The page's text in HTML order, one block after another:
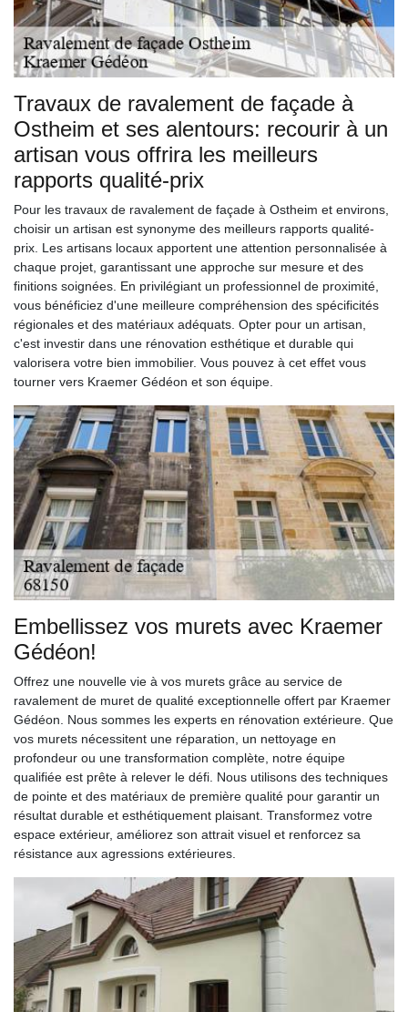
Travaux de ravalement de façade à
Ostheim et ses alentours: recourir à un
artisan vous offrira les meilleurs
rapports qualité-prix
Pour les travaux de ravalement de façade à Ostheim et environs,
choisir un artisan est synonyme des meilleurs rapports qualité-
prix. Les artisans locaux apportent une attention personnalisée à
chaque projet, garantissant une approche sur mesure et des
finitions soignées. En privilégiant un professionnel de proximité,
vous bénéficiez d'une meilleure compréhension des spécificités
régionales et des matériaux adéquats. Opter pour un artisan,
c'est investir dans une rénovation esthétique et durable qui
valorisera votre bien immobilier. Vous pouvez à cet effet vous
tourner vers Kraemer Gédéon et son équipe.
Embellissez vos murets avec Kraemer
Gédéon!
Offrez une nouvelle vie à vos murets grâce au service de
ravalement de muret de qualité exceptionnelle offert par Kraemer
Gédéon. Nous sommes les experts en rénovation extérieure. Que
vos murets nécessitent une réparation, un nettoyage en
profondeur ou une transformation complète, notre équipe
qualifiée est prête à relever le défi. Nous utilisons des techniques
de pointe et des matériaux de première qualité pour garantir un
résultat durable et esthétiquement plaisant. Transformez votre
espace extérieur, améliorez son attrait visuel et renforcez sa
résistance aux agressions extérieures.